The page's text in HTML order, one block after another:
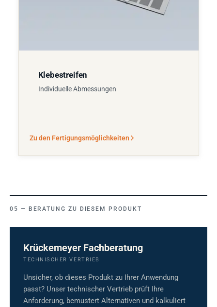
Klebestreifen
Individuelle Abmessungen
Zu den Fertigungsmöglichkeiten
BERATUNG ZU DIESEM PRODUKT
Krückemeyer Fachberatung
TECHNISCHER VERTRIEB
Unsicher, ob dieses Produkt zu Ihrer Anwendung
passt? Unser technischer Vertrieb prüft Ihre
Anforderung, bemustert Alternativen und kalkuliert